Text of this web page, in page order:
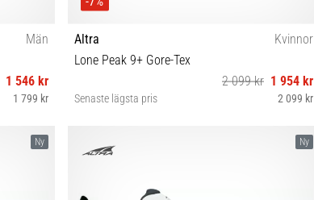
Män
1 546 kr
1 799 kr
Altra
Kvinnor
Lone Peak 9+ Gore-Tex
2 099 kr 1 954 kr
Senaste lägsta pris 2 099 kr
Ny Ny